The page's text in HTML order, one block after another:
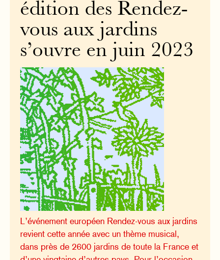
édition des Rendez-
vous aux jardins
s’ouvre en juin 2023
L’événement européen Rendez-vous aux jardins
revient cette année avec un thème musical,
dans près de 2600 jardins de toute la France et